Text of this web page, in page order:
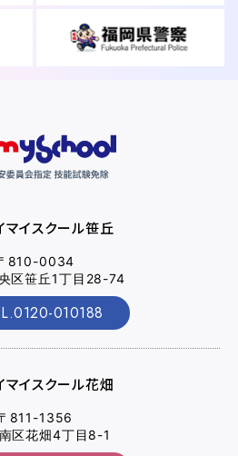
ぐ入校、お支払いは2027
夏はじめました
立ちコラム
マイスクール笹丘
810-0034
区笹丘1丁目28-74
010188
マイスクール花畑
811-1356
区花畑4丁目8-1